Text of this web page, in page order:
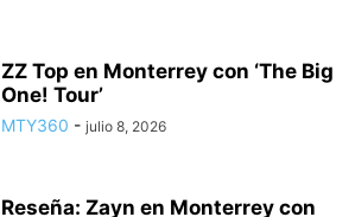
ZZ Top en Monterrey con ‘The Big
One! Tour’
MTY360 - julio 8, 2026
Reseña: Zayn en Monterrey con